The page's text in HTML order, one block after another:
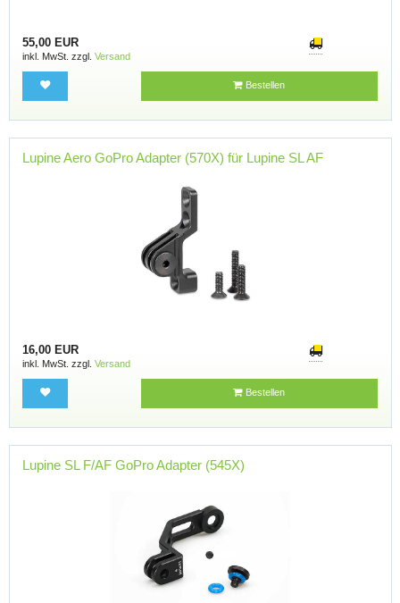
55,00 EUR
inkl. MwSt. zzgl. Versand
Bestellen
Lupine Aero GoPro Adapter (570X) für Lupine SL AF
16,00 EUR
inkl. MwSt. zzgl. Versand
Bestellen
Lupine SL F/AF GoPro Adapter (545X)